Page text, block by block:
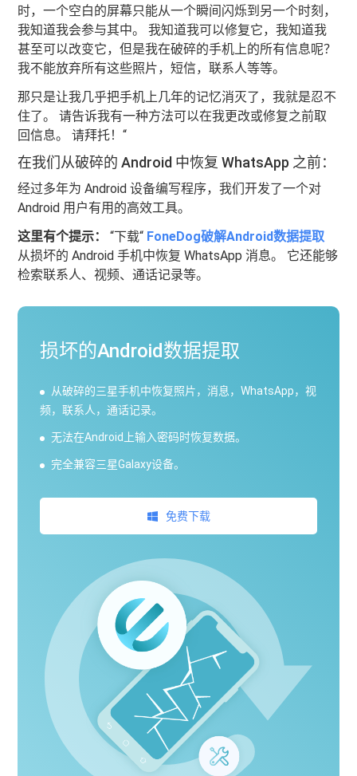
时，一个空白的屏幕只能从一个瞬间闪烁到另一个时刻，
我知道我会参与其中。 我知道我可以修复它，我知道我
甚至可以改变它，但是我在破碎的手机上的所有信息呢？
我不能放弃所有这些照片，短信，联系人等等。
那只是让我几乎把手机上几年的记忆消灭了，我就是忍不
住了。 请告诉我有一种方法可以在我更改或修复之前取
回信息。 请拜托！“
在我们从破碎的 Android 中恢复 WhatsApp 之前：
经过多年为 Android 设备编写程序，我们开发了一个对
Android 用户有用的高效工具。
这里有个提示：
“下载“ FoneDog破解Android数据提取
从损坏的 Android 手机中恢复 WhatsApp 消息。 它还能够
检索联系人、视频、通话记录等。
损坏的Android数据提取
从破碎的三星手机中恢复照片，消息，WhatsApp，视
频，联系人，通话记录。
无法在Android上输入密码时恢复数据。
完全兼容三星Galaxy设备。
免费下载